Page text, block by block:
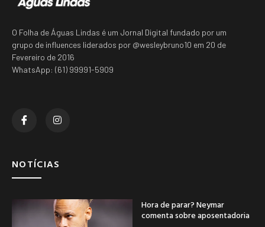
O Folha de Águas Lindas é um Jornal Digital fundado por um
grupo de influences liderados por @wesleybruno10 em 20 de
Fevereiro de 2016
WhatsApp: (61) 99991-5909
NOTÍCIAS
Hora de parar? Neymar
comenta sobre aposentadoria